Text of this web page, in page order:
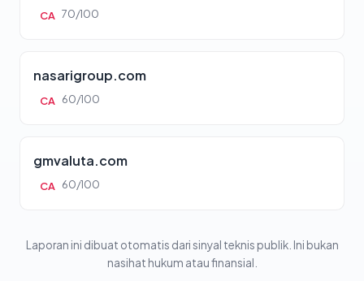
CA 70/100
nasarigroup.com
CA 60/100
gmvaluta.com
CA 60/100
Laporan ini dibuat otomatis dari sinyal teknis publik. Ini bukan
nasihat hukum atau finansial.